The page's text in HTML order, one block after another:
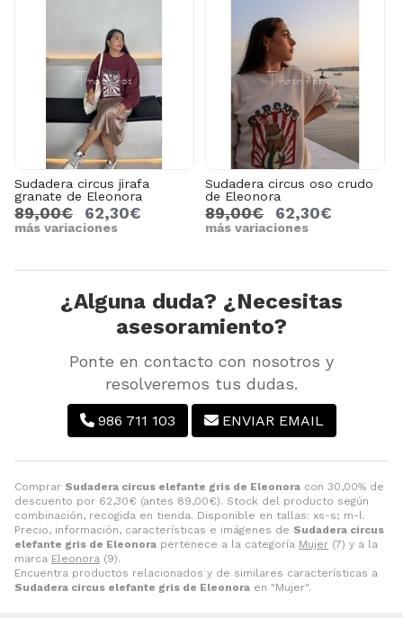
Comprar Sudadera circus elefante gris de Eleonora con 30,00% de
descuento por 62,30€ (antes 89,00€). Stock del producto según
combinación, recogida en tienda. Disponible en tallas: xs-s; m-l.
Precio, información, características e imágenes de Sudadera circus
elefante gris de Eleonora pertenece a la categoría Mujer (7) y a la
marca Eleonora (9).
Encuentra productos relacionados y de similares características a
Sudadera circus elefante gris de Eleonora en "Mujer".
Sudadera circus jirafa
granate de Eleonora
89,00€ 62,30€
más variaciones
Sudadera circus oso crudo
de Eleonora
89,00€ 62,30€
más variaciones
¿Alguna duda? ¿Necesitas
asesoramiento?
Ponte en contacto con nosotros y
resolveremos tus dudas.
986 711 103 ENVIAR EMAIL